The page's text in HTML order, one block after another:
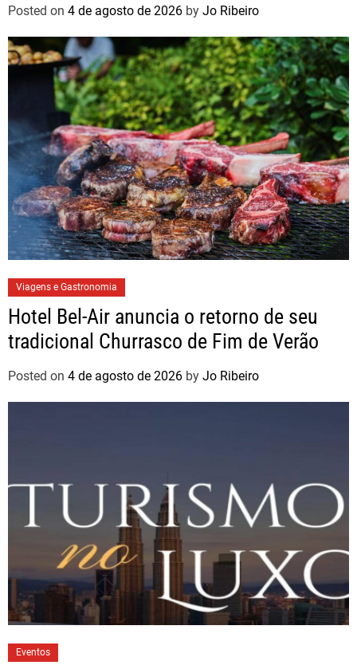
Posted on 4 de agosto de 2026 by Jo Ribeiro
Viagens e Gastronomia
Hotel Bel-Air anuncia o retorno de seu
tradicional Churrasco de Fim de Verão
Posted on 4 de agosto de 2026 by Jo Ribeiro
Eventos